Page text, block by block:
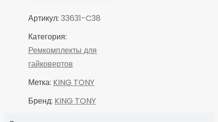
120,
Артикул: 33631-C38
Категория:
Ремкомплекты для
гайковертов
Метка: KING TONY
Бренд: KING TONY